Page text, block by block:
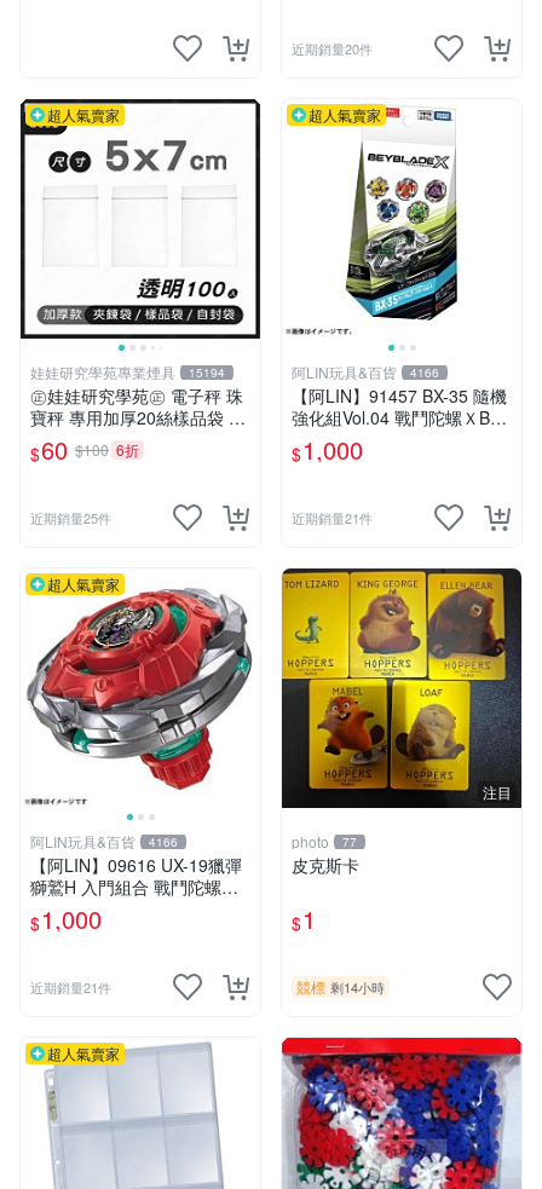
近期銷量20件
超人氣賣家
娃娃研究學苑專業煙具 15194
㊣娃娃研究學苑㊣ 電子秤 珠
寶秤 專用加厚20絲樣品袋 夾
鏈袋 5X7 (G051)
$60 $100 6折
近期銷量25件
超人氣賣家
阿LIN玩具&百貨 4166
【阿LIN】91457 BX-35 隨機
強化組Vol.04 戰鬥陀螺ＸBEY
BLADE X
$1,000
近期銷量21件
超人氣賣家
阿LIN玩具&百貨 4166
【阿LIN】09616 UX-19獵彈
獅鷲H 入門組合 戰鬥陀螺ＸB
EYBLADE X
$1,000
近期銷量21件
注目
photo 77
皮克斯卡
$1
競標 剩14小時
超人氣賣家